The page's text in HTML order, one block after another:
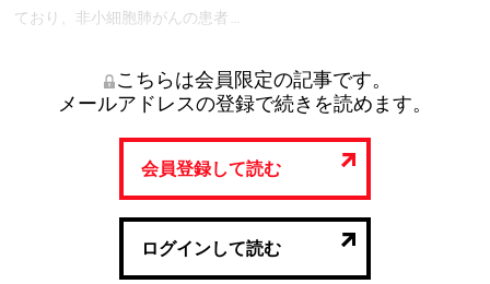
ており、非小細胞肺がんの患者 …
こちらは会員限定の記事です。
メールアドレスの登録で続きを読めます。
会員登録して読む
ログインして読む